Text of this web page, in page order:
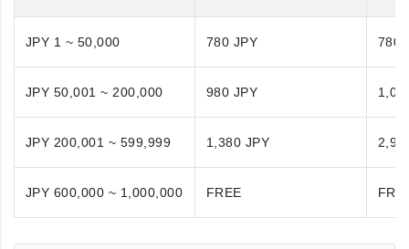
JPY 1 ~ 50,000 780 JPY 780
JPY 50,001 ~ 200,000 980 JPY
JPY 200,001 ~ 599,999 1,380 JPY
JPY 600,000 ~ 1,000,000 FREE